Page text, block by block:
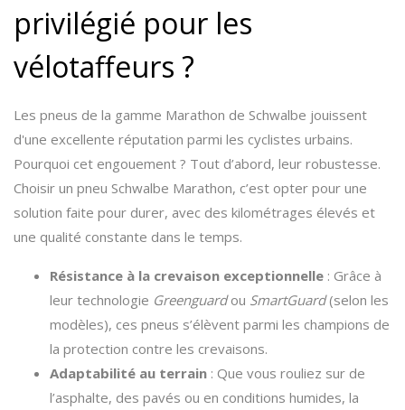
privilégié pour les
vélotaffeurs ?
Les pneus de la gamme Marathon de Schwalbe jouissent
d'une excellente réputation parmi les cyclistes urbains.
Pourquoi cet engouement ? Tout d’abord, leur robustesse.
Choisir un pneu Schwalbe Marathon, c’est opter pour une
solution faite pour durer, avec des kilométrages élevés et
une qualité constante dans le temps.
Résistance à la crevaison exceptionnelle : Grâce à
leur technologie Greenguardou SmartGuard(selon les
modèles), ces pneus s’élèvent parmi les champions de
la protection contre les crevaisons.
Adaptabilité au terrain : Que vous rouliez sur de
l’asphalte, des pavés ou en conditions humides, la